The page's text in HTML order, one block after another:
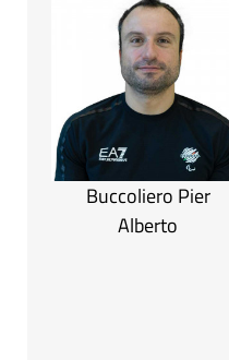
Buccoliero Pier
Alberto